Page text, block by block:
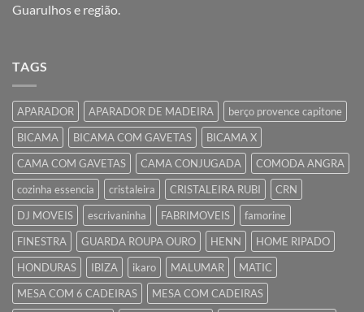
Guarulhos e região.
TAGS
APARADOR APARADOR DE MADEIRA
berço provence capitone
BICAMA
BICAMA COM GAVETAS
BICAMA X
CAMA COM GAVETAS
CAMA CONJUGADA
COMODA ANGRA
cozinha essencia
cristaleira CRISTALEIRA RUBI
CRN
DJ MOVEIS
escrivaninha FABRIMOVEIS
famorine
FINESTRA
GUARDA ROUPA OURO HENN
HOME RIPADO
HONDURAS
IBIZA ikaro MALUMAR
MATIC
MESA COM 6 CADEIRAS
MESA COM CADEIRAS